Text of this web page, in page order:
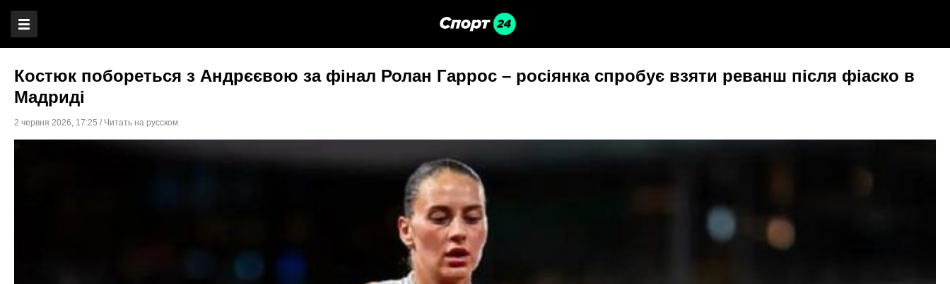
Костюк побореться з Андрєєвою за фінал Ролан Гаррос – росіянка спробує взяти реванш після фіаско в
Мадриді
2 червня 2026, 17:25 / Читать на русском